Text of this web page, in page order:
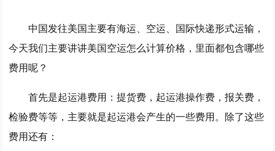
中国发往美国主要有海运、空运、国际快递形式运输，
今天我们主要讲讲美国空运怎么计算价格，里面都包含哪些
费用呢？
首先是起运港费用：提货费，起运港操作费，报关费，
检验费等等，主要就是起运港会产生的一些费用。除了这些
费用还有：